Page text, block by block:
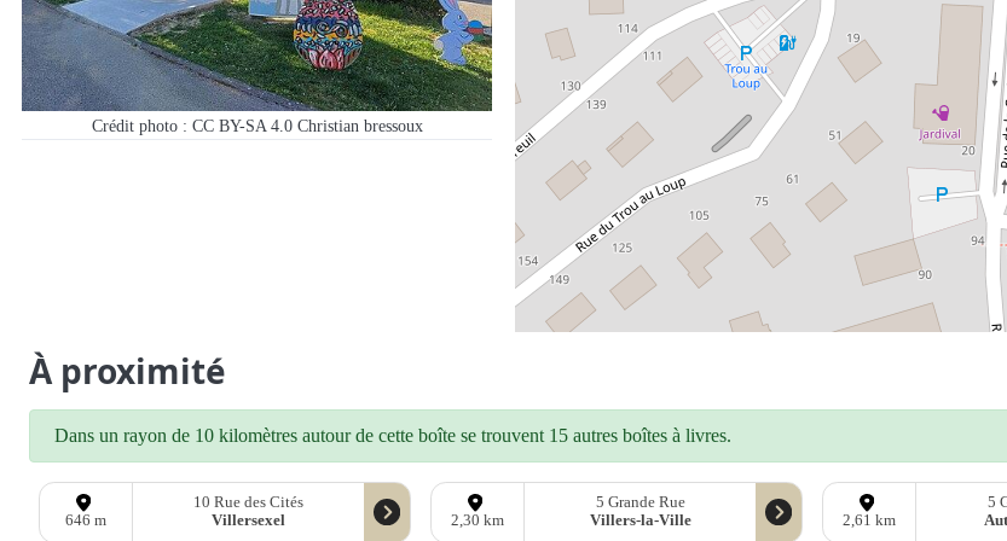
Crédit photo : CC BY-SA 4.0 Christian bressoux
À proximité
Dans un rayon de 10 kilomètres autour de cette boîte se trouvent 15 autres boîtes à livres.
646 m
10 Rue des Cités
Villersexel
2,30 km
5 Grande Rue
Villers-la-Ville
2,61 km
5